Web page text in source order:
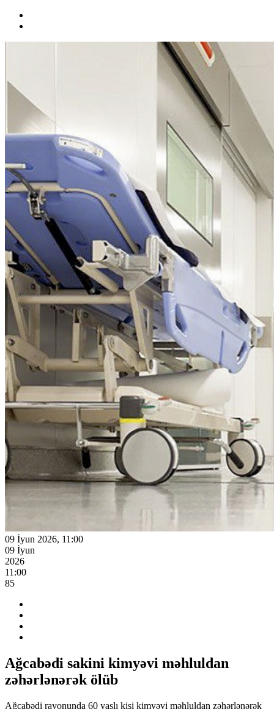
09 İyun 2026, 11:00
09 İyun
2026
11:00
85
Ağcabədi sakini kimyəvi məhluldan
zəhərlənərək ölüb
Ağcabədi rayonunda 60 yaşlı kişi kimyəvi məhluldan zəhərlənərək